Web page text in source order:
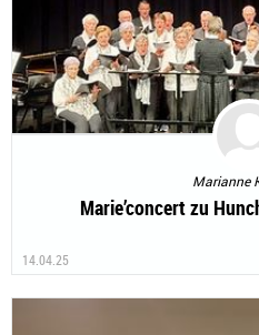
Marianne
Marie’concert zu
14.04.25